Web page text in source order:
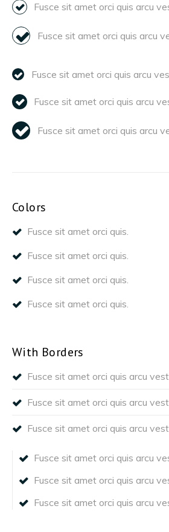
Fusce sit amet orci quis arcu
Fusce sit amet orci quis arcu
Fusce sit amet orci quis arcu
Fusce sit amet orci quis arcu
Fusce sit amet orci quis arcu
Colors
Fusce sit amet orci quis.
Fusce sit amet orci quis.
Fusce sit amet orci quis.
Fusce sit amet orci quis.
With Borders
Fusce sit amet orci quis arcu
Fusce sit amet orci quis arcu
Fusce sit amet orci quis arcu
Fusce sit amet orci quis arcu
Fusce sit amet orci quis arcu
Fusce sit amet orci quis arcu